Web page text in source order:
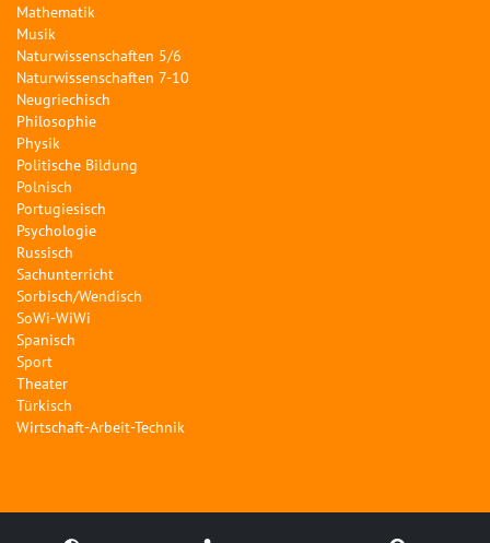
Mathematik
Musik
Naturwissenschaften 5/6
Naturwissenschaften 7-10
Neugriechisch
Philosophie
Physik
Politische Bildung
Polnisch
Portugiesisch
Psychologie
Russisch
Sachunterricht
Sorbisch/Wendisch
SoWi-WiWi
Spanisch
Sport
Theater
Türkisch
Wirtschaft-Arbeit-Technik